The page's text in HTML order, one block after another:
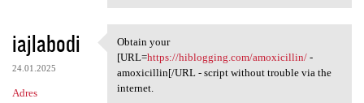
iajlabodi
24.01.2025
Adres
Obtain your [URL=https:/
Obtain your
[URL=https://hiblogging.com/amoxicillin/-
amoxicillin[/URL - script without trouble via the
internet.